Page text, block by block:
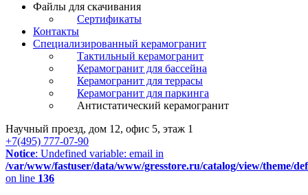
Файлы для скачивания
Сертификаты
Контакты
Специализированный керамогранит
Тактильный керамогранит
Керамогранит для бассейна
Керамогранит для террасы
Керамогранит для паркинга
Антистатический керамогранит
Научный проезд, дом 12, офис 5, этаж 1
+7(495) 777-07-90
Notice: Undefined variable: email in
/var/www/fastuser/data/www/gresstore.ru/catalog/view/theme/
on line 136